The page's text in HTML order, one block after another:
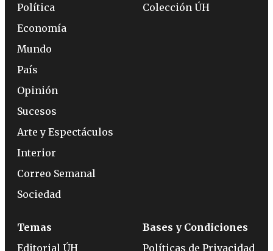
Política
Economía
Mundo
País
Opinión
Sucesos
Arte y Espectáculos
Interior
Correo Semanal
Sociedad
Colección ÚH
Temas
Editorial ÚH
Bases y Condiciones
Políticas de Privacidad